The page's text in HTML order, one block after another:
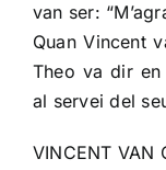
van ser:
Quan Vincent
Theo va dir en
al servei del
VINCENT VAN